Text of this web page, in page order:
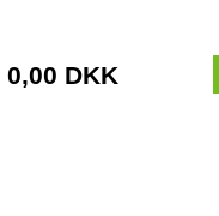
0,00 DKK